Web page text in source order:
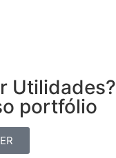
Utilidades?
portfólio